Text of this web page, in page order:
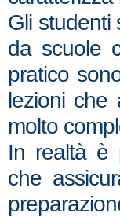
Gli studenti
da scuole
pratico
lezioni che
molto
In realtà è
che